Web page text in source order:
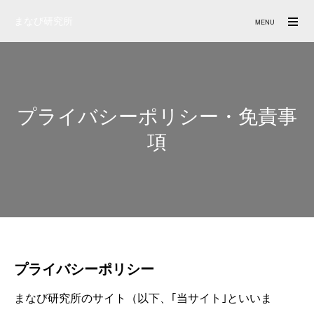
プライバシーポリシー・免責事
項
プライバシーポリシー
まなび研究所のサイト（以下、｢当サイト｣といいま
MENU